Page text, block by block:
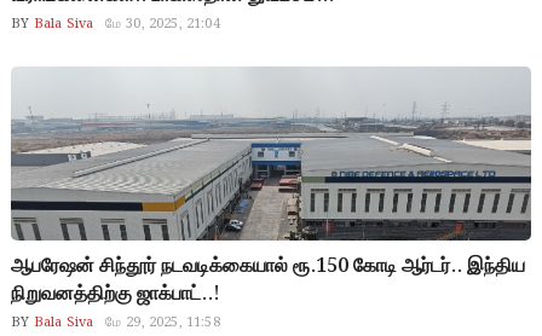
BY Bala Siva மே 30, 2025, 21:04
ஆபரேஷன் சிந்தூர் நடவடிக்கையால் ரூ.150 கோடி ஆர்டர்.. இந்திய
நிறுவனத்திற்கு ஜாக்பாட்..!
BY Bala Siva மே 29, 2025, 11:58